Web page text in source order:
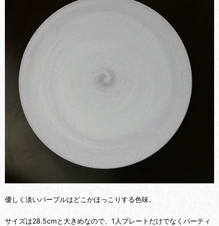
優しく淡いパープルはどこかほっこりする色味。
サイズは28.5cmと大きめなので、1人プレートだけでなくパーティ